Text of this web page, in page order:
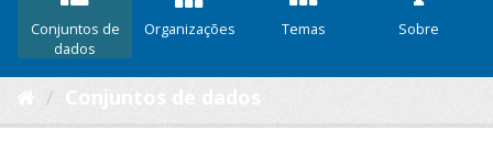
Conjuntos de
dados
Organizações Temas Sobre